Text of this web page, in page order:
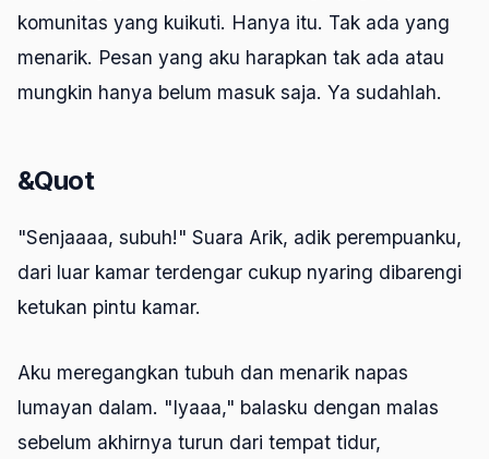
komunitas yang kuikuti. Hanya itu. Tak ada yang
menarik. Pesan yang aku harapkan tak ada atau
mungkin hanya belum masuk saja. Ya sudahlah.
&Quot
"Senjaaaa, subuh!" Suara Arik, adik perempuanku,
dari luar kamar terdengar cukup nyaring dibarengi
ketukan pintu kamar.
Aku meregangkan tubuh dan menarik napas
lumayan dalam. "Iyaaa," balasku dengan malas
sebelum akhirnya turun dari tempat tidur,